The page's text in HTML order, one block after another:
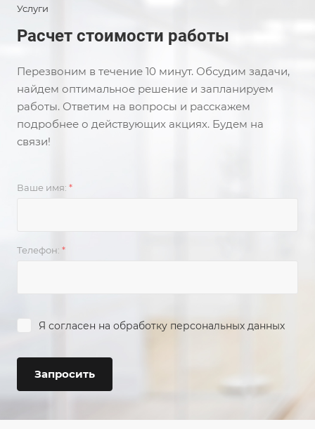
Услуги
Расчет стоимости работы
Перезвоним в течение 10 минут. Обсудим задачи,
найдем оптимальное решение и запланируем
работы. Ответим на вопросы и расскажем
подробнее о действующих акциях. Будем на
связи!
Ваше имя: *
Телефон: *
Я согласен на обработку персональных данных
Запросить